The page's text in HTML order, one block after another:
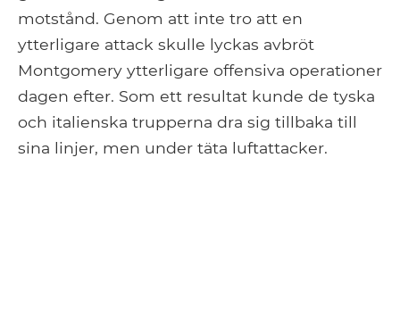
motstånd. Genom att inte tro att en
ytterligare attack skulle lyckas avbröt
Montgomery ytterligare offensiva operationer
dagen efter. Som ett resultat kunde de tyska
och italienska trupperna dra sig tillbaka till
sina linjer, men under täta luftattacker.